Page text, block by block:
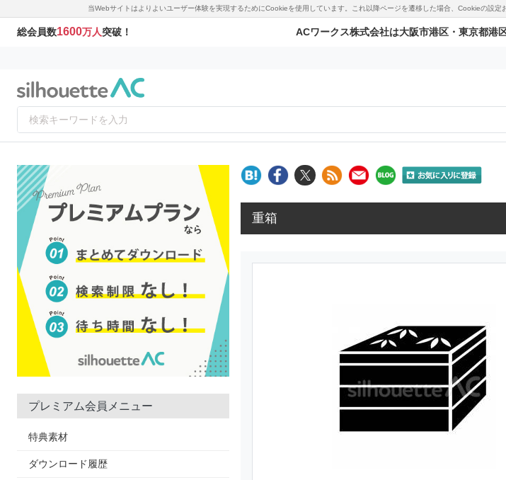
当Webサイトはよりよいユーザー体験を実現するためにCookieを使用しています。これ以降ページを遷移した場合、Cookieの設
総会員数1600万人突破！ ACワークス株式会社は大阪市港区・東京都港
プレミアム会員メニュー
特典素材
ダウンロード履歴
重箱